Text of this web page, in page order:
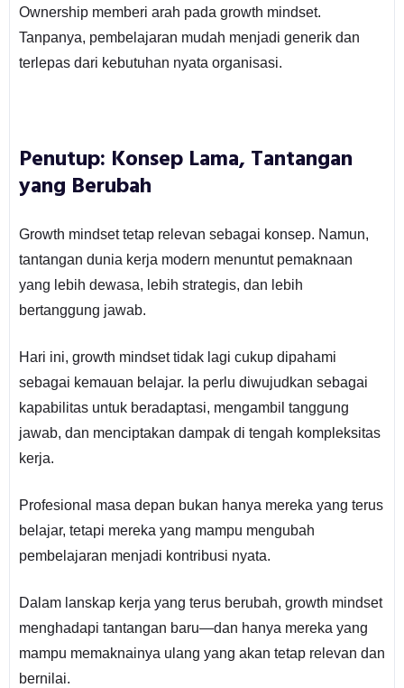
Ownership memberi arah pada growth mindset.
Tanpanya, pembelajaran mudah menjadi generik dan
terlepas dari kebutuhan nyata organisasi.
Penutup: Konsep Lama, Tantangan
yang Berubah
Growth mindset tetap relevan sebagai konsep. Namun,
tantangan dunia kerja modern menuntut pemaknaan
yang lebih dewasa, lebih strategis, dan lebih
bertanggung jawab.
Hari ini, growth mindset tidak lagi cukup dipahami
sebagai kemauan belajar. Ia perlu diwujudkan sebagai
kapabilitas untuk beradaptasi, mengambil tanggung
jawab, dan menciptakan dampak di tengah kompleksitas
kerja.
Profesional masa depan bukan hanya mereka yang terus
belajar, tetapi mereka yang mampu mengubah
pembelajaran menjadi kontribusi nyata.
Dalam lanskap kerja yang terus berubah, growth mindset
menghadapi tantangan baru—dan hanya mereka yang
mampu memaknainya ulang yang akan tetap relevan dan
bernilai.